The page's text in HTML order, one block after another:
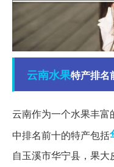
云南水果特产排名
云南作为一个水果丰
中排名前十的特产包括
自玉溪市华宁县，果大